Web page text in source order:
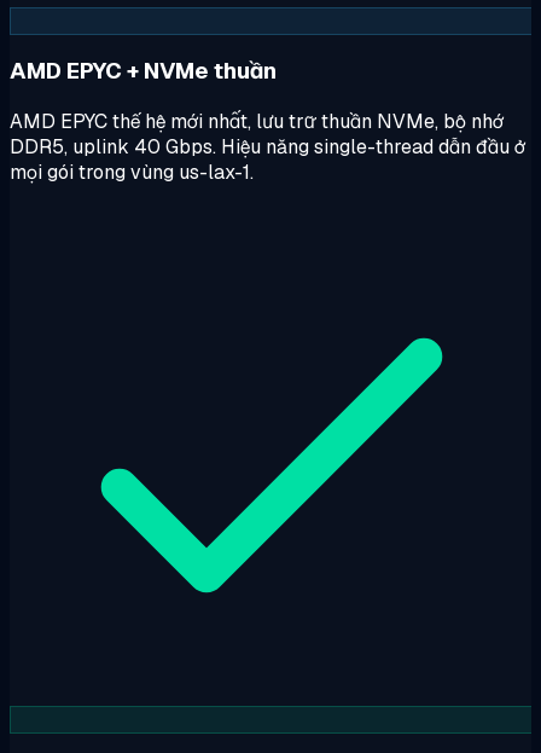
AMD EPYC + NVMe thuần
AMD EPYC thế hệ mới nhất, lưu trữ thuần NVMe, bộ nhớ
DDR5, uplink 40 Gbps. Hiệu năng single-thread dẫn đầu ở
mọi gói trong vùng us-lax-1.